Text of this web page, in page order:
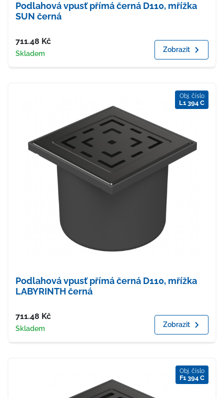
Podlahová vpusť přímá černá D110, mřížka
SUN černá
Cena
711.48 Kč
Dostupnost
Skladem Zobrazit
Obj. číslo
L1 394 C
Podlahová vpusť přímá černá D110, mřížka
LABYRINTH černá
Cena
711.48 Kč
Dostupnost
Skladem Zobrazit
Obj. číslo
F1 394 C